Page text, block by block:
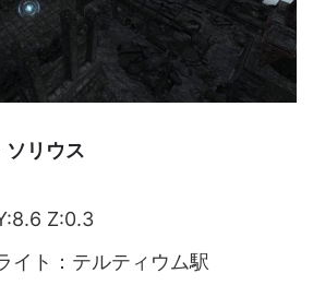
ソリウス
Z:0.3
イト：テルティウム駅